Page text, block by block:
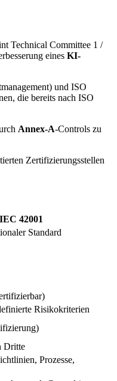
Technical Committee 1 /
eines KI-
und ISO
die bereits nach ISO
Annex-A-Controls zu
Zertifizierungsstellen
42001
Standard
Risikokriterien
Dritte
Prozesse,